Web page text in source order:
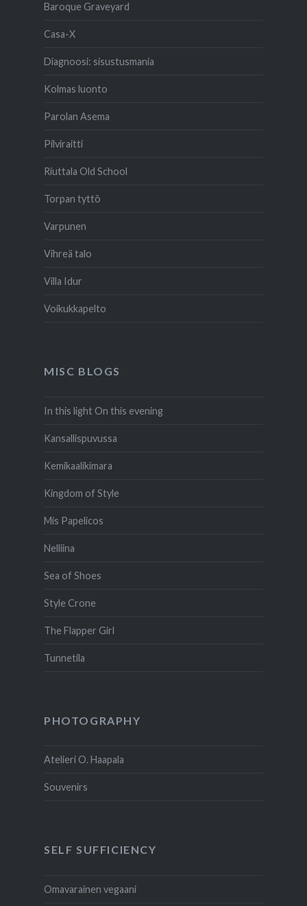
Baroque Graveyard
Casa-X
Diagnoosi: sisustusmania
Kolmas luonto
Parolan Asema
Pilviraitti
Riuttala Old School
Torpan tyttö
Varpunen
Vihreä talo
Villa Idur
Voikukkapelto
MISC BLOGS
In this light On this evening
Kansallispuvussa
Kemikaalikimara
Kingdom of Style
Mis Papelicos
Nelliina
Sea of Shoes
Style Crone
The Flapper Girl
Tunnetila
PHOTOGRAPHY
Atelieri O. Haapala
Souvenirs
SELF SUFFICIENCY
Omavarainen vegaani